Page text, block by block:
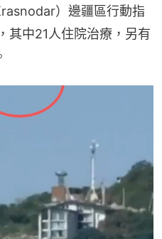
）邊疆區行動指
其中21人住院治療，另有